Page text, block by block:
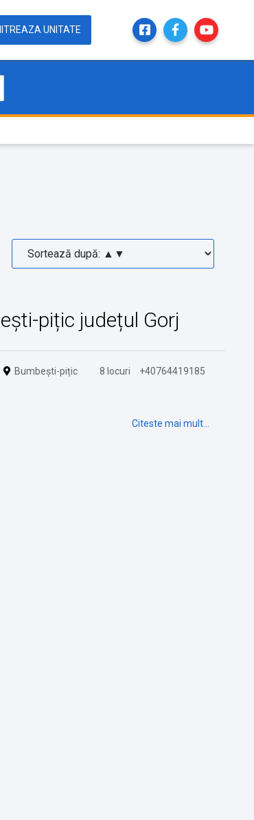
UNITATE
pițic județul Gorj
Bumbești-pițic 8 locuri +40764419185
Citeste mai mult...